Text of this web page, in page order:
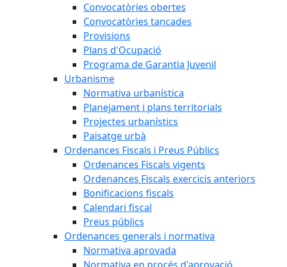
Convocatòries obertes
Convocatòries tancades
Provisions
Plans d'Ocupació
Programa de Garantia Juvenil
Urbanisme
Normativa urbanística
Planejament i plans territorials
Projectes urbanístics
Paisatge urbà
Ordenances Fiscals i Preus Públics
Ordenances Fiscals vigents
Ordenances Fiscals exercicis anteriors
Bonificacions fiscals
Calendari fiscal
Preus públics
Ordenances generals i normativa
Normativa aprovada